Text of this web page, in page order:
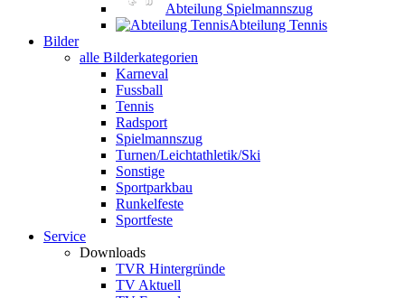
Abteilung Spielmannszug
Abteilung Tennis
Bilder
alle Bilderkategorien
Karneval
Fussball
Tennis
Radsport
Spielmannszug
Turnen/Leichtathletik/Ski
Sonstige
Sportparkbau
Runkelfeste
Sportfeste
Service
Downloads
TVR Hintergründe
TV Aktuell